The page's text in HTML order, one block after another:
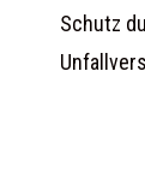
Schutz